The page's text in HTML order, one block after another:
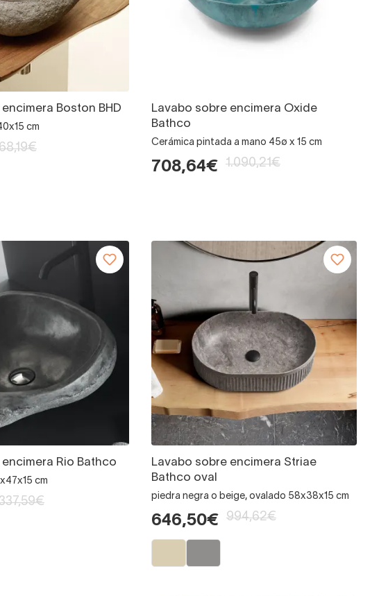
Boston BHD
cm
Lavabo sobre encimera Oxide
Bathco
Cerámica pintada a mano 45ø x 15 cm
708,64€ 1.090,21€
Rio Bathco
cm
Lavabo sobre encimera Striae
Bathco oval
piedra negra o beige, ovalado 58x38x15 cm
646,50€ 994,62€